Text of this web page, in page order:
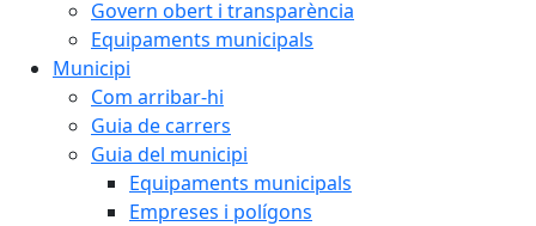
Govern obert i transparència
Equipaments municipals
Municipi
Com arribar-hi
Guia de carrers
Guia del municipi
Equipaments municipals
Empreses i polígons